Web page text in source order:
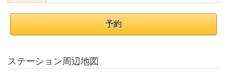
予約
ステーション周辺地図